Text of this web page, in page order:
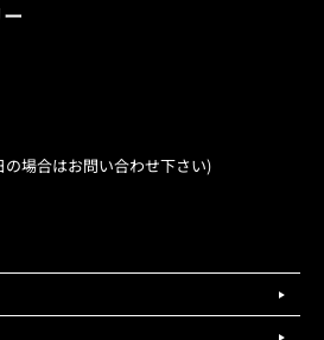
場合はお問い合わせ下さい)